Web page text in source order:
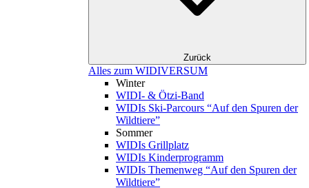
Zurück
Alles zum WIDIVERSUM
Winter
WIDI- & Ötzi-Band
WIDIs Ski-Parcours “Auf den Spuren der
Wildtiere”
Sommer
WIDIs Grillplatz
WIDIs Kinderprogramm
WIDIs Themenweg “Auf den Spuren der
Wildtiere”